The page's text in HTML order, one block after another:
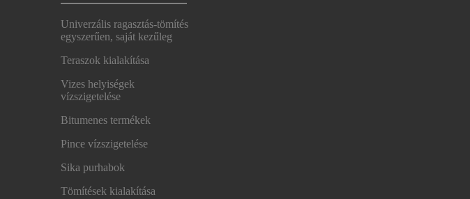
Univerzális ragasztás-tömítés
egyszerűen, saját kezűleg
Teraszok kialakítása
Vizes helyiségek
vízszigetelése
Bitumenes termékek
Pince vízszigetelése
Sika purhabok
Tömítések kialakítása